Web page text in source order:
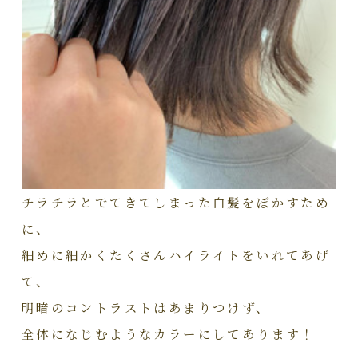
チラチラとでてきてしまった白髪をぼかすため
に、
細めに細かくたくさんハイライトをいれてあげ
て、
明暗のコントラストはあまりつけず、
全体になじむようなカラーにしてあります！